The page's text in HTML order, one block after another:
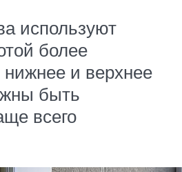
используют
более
нижнее и верхнее
быть
всего